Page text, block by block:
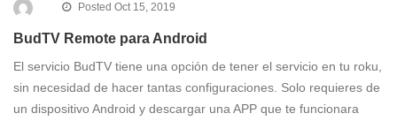
Posted Oct 15, 2019
BudTV Remote para Android
El servicio BudTV tiene una opción de tener el servicio en tu roku,
sin necesidad de hacer tantas configuraciones. Solo requieres de
un dispositivo Android y descargar una APP que te funcionara